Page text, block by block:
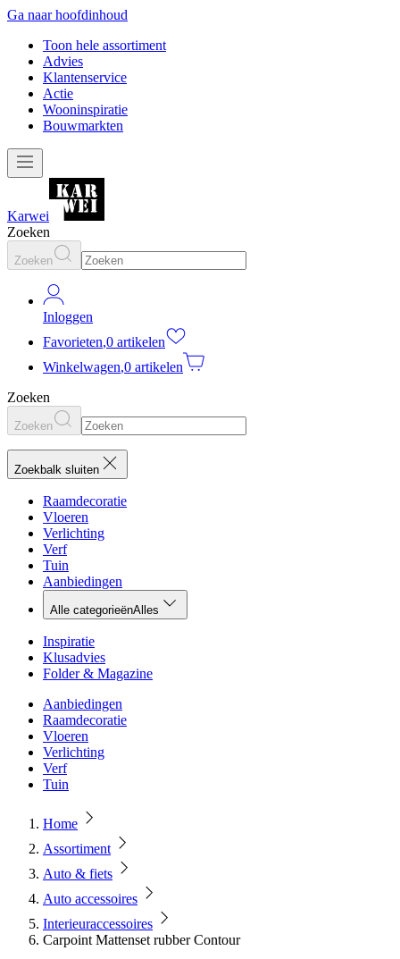
Ga naar hoofdinhoud
Toon hele assortiment
Advies
Klantenservice
Actie
Wooninspiratie
Bouwmarkten
Karwei
Zoeken
Zoeken
Inloggen
Favorieten,0 artikelen
Winkelwagen,0 artikelen
Zoeken
Zoeken
Zoekbalk sluiten
Raamdecoratie
Vloeren
Verlichting
Verf
Tuin
Aanbiedingen
Alle categorieënAlles
Inspiratie
Klusadvies
Folder & Magazine
Aanbiedingen
Raamdecoratie
Vloeren
Verlichting
Verf
Tuin
Home
Assortiment
Auto & fiets
Auto accessoires
Interieuraccessoires
Carpoint Mattenset rubber Contour